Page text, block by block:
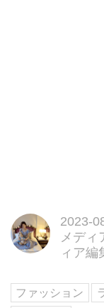
2023-
メディ
ィア編
ファッション